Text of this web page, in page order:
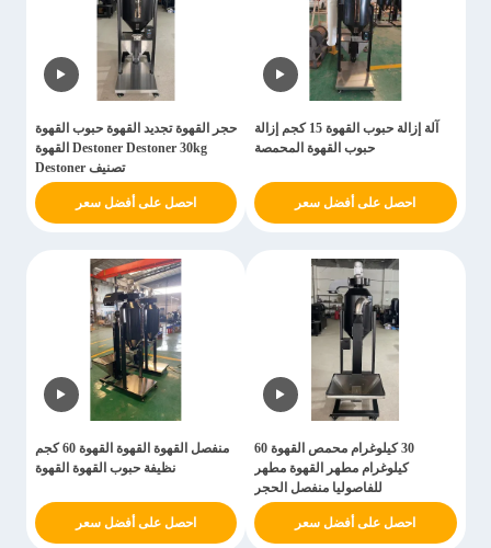
آلة إزالة حبوب القهوة 15 كجم إزالة
حبوب القهوة المحمصة
احصل على أفضل سعر
حجر القهوة تجديد القهوة حبوب القهوة
Destoner Destoner 30kg القهوة
تصنيف Destoner
احصل على أفضل سعر
30 كيلوغرام محمص القهوة 60
كيلوغرام مطهر القهوة مطهر
للفاصوليا منفصل الحجر
احصل على أفضل سعر
منفصل القهوة القهوة القهوة 60 كجم
نظيفة حبوب القهوة القهوة
احصل على أفضل سعر